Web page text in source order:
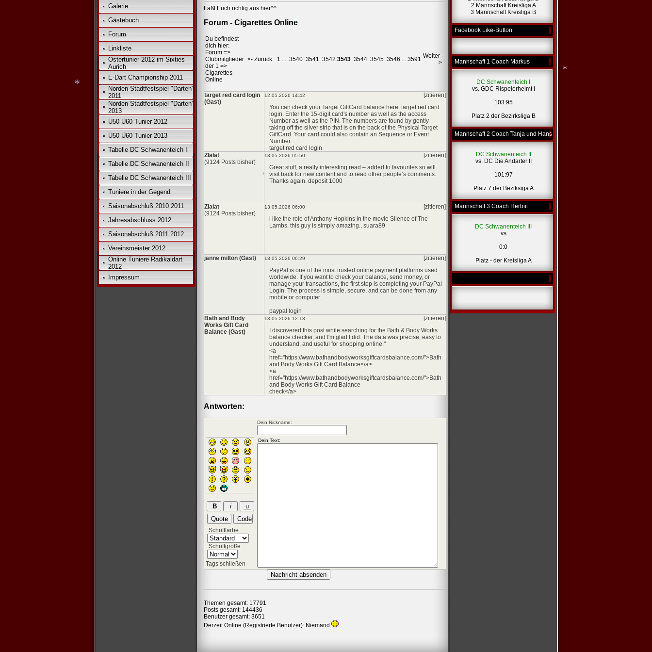
Galerie
Gästebuch
Forum
Linkliste
Ostertunier 2012 im Sixties
Aurich
E-Dart Championship 2011
Norden Stadtfestspiel "Darten"
2011
Norden Stadtfestspiel "Darten"
2013
Ü50 Ü60 Tunier 2012
Ü50 Ü60 Tunier 2013
Tabelle DC Schwanenteich I
Tabelle DC Schwanenteich II
Tabelle DC Schwanenteich III
Tuniere in der Gegend
Saisonabschluß 2010 2011
Jahresabschluss 2012
Saisonabschluß 2011 2012
Vereinsmeister 2012
Online Tuniere Radikaldart
2012
Impressum
Laßt Euch richtig aus hier^^
Forum - Cigarettes Online
Du befindest
dich hier:
Forum =>
Clubmitglieder
der 1 =>
Cigarettes
Online
<- Zurück 1 ... 3540 3541 3542 3543 3544 3545 3546 ... 3591 Weiter -
>
target red card login
(Gast)
12.05.2026 14:42
[zitieren]
You can check your Target GiftCard balance here: target red card
login. Enter the 15-digit card's number as well as the access
Number as well as the PIN. The numbers are found by gently
taking off the silver strip that is on the back of the Physical Target
GiftCard. Your card could also contain an Sequence or Event
Number.
target red card login
Zlalat
(9124 Posts bisher)
13.05.2026 05:50
[zitieren]
Great stuff, a really interesting read – added to favourites so will
visit back for new content and to read other people’s comments.
Thanks again. deposit 1000
Zlalat
(9124 Posts bisher)
13.05.2026 06:00
[zitieren]
i like the role of Anthony Hopkins in the movie Silence of The
Lambs. this guy is simply amazing., suara89
janne milton (Gast) 13.05.2026 06:29
[zitieren]
PayPal is one of the most trusted online payment platforms used
worldwide. If you want to check your balance, send money, or
manage your transactions, the first step is completing your PayPal
Login. The process is simple, secure, and can be done from any
mobile or computer.
paypal login
Bath and Body
Works Gift Card
Balance (Gast)
13.05.2026 12:13
[zitieren]
I discovered this post while searching for the Bath & Body Works
balance checker, and I'm glad I did. The data was precise, easy to
understand, and useful for shopping online."
<a
href="https://www.bathandbodyworksgiftcardsbalance.com/">Bath
and Body Works Gift Card Balance</a>
<a
href="https://www.bathandbodyworksgiftcardsbalance.com/">Bath
and Body Works Gift Card Balance
check</a>
Antworten:
Dein Nickname:
Schriftfarbe:
Schriftgröße:
Tags schließen
Themen gesamt: 17791
Posts gesamt: 144436
Benutzer gesamt: 3651
Derzeit Online (Registrierte Benutzer): Niemand
2 Mannschaft Kreisliga A
3 Mannschaft Kreisliga B
Facebook Like-Button
Mannschaft 1 Coach Markus
DC Schwanenteich I
vs. GDC Rispelerhelmt I
103:95
Platz 2 der Bezirksliga B
Mannschaft 2 Coach Tanja und Hans
DC Schwanenteich II
vs. DC Die Andarter II
101:97
Platz 7 der Beziksiga A
Mannschaft 3 Coach Herbiii
DC Schwanenteich III
vs
0:0
Platz - der Kreisliga A
*
*
*
*
*
*
*
*